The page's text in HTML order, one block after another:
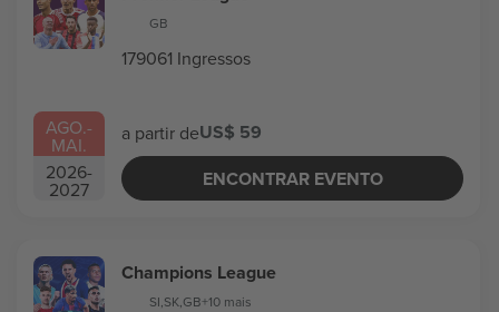
AGO.-
MAI.
2026-
2027
GB
179061 Ingressos
a partir deUS$ 59
ENCONTRAR EVENTO
Champions League
SI,SK,GB+10 mais